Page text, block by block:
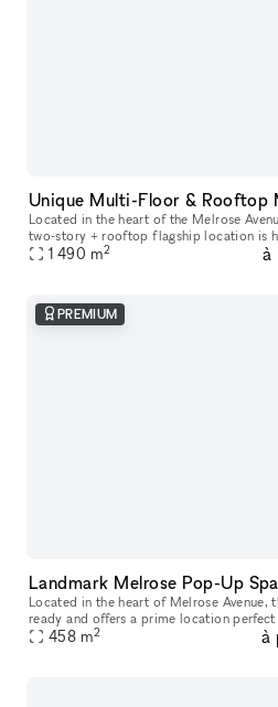
Unique Multi-Floor & Rooftop
Located in the heart of the Melrose
two-story + rooftop flagship location is
ready. It is an incredible opportunity
1 490 m2 à
PREMIUM
Landmark Melrose Pop-Up
Located in the heart of Melrose Avenue,
ready and offers a prime location
458 m2 à